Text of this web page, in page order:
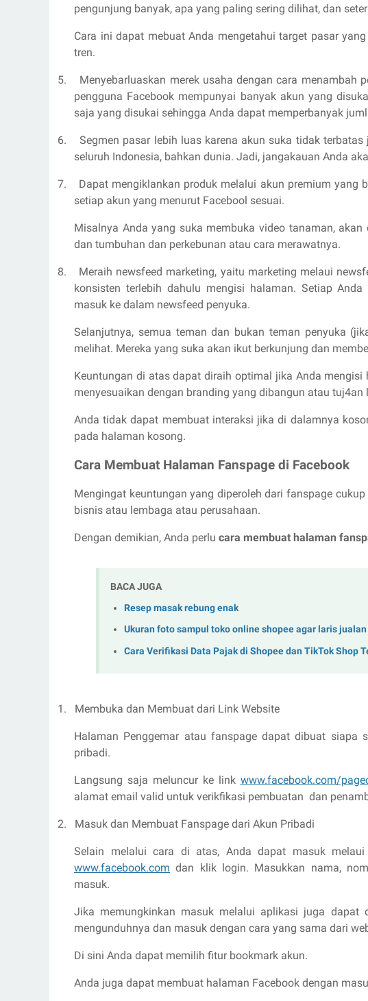
pengunjung banyak, apa yang paling sering dilihat, dan
Cara ini dapat mebuat Anda mengetahui target pasar
tren.
5.
Menyebarluaskan merek usaha dengan cara menambah
pengguna Facebook mempunyai banyak akun yang
saja yang disukai sehingga Anda dapat memperbanyak
6.
Segmen pasar lebih luas karena akun suka tidak
seluruh Indonesia, bahkan dunia. Jadi, jangakauan Anda
7.
Dapat mengiklankan produk melalui akun premium yang
setiap akun yang menurut Facebool sesuai.
Misalnya Anda yang suka membuka video tanaman,
dan tumbuhan dan perkebunan atau cara merawatnya.
8.
Meraih newsfeed marketing, yaitu marketing melaui
konsisten terlebih dahulu mengisi halaman. Setiap
masuk ke dalam newsfeed penyuka.
Selanjutnya, semua teman dan bukan teman penyuka
melihat. Mereka yang suka akan ikut berkunjung dan
Keuntungan di atas dapat diraih optimal jika Anda
menyesuaikan dengan branding yang dibangun atau tuj4an
Anda tidak dapat membuat interaksi jika di dalamnya
pada halaman kosong.
Cara Membuat Halaman Fanspage di Facebook
Mengingat keuntungan yang diperoleh dari fanspage
bisnis atau lembaga atau perusahaan.
Dengan demikian, Anda perlu cara membuat halaman
BACA JUGA
Resep masak rebung enak
Ukuran foto sampul toko online shopee agar laris jualan
Cara Verifikasi Data Pajak di Shopee dan TikTok Shop
1. Membuka dan Membuat dari Link Website
Halaman Penggemar atau fanspage dapat dibuat siapa
pribadi.
Langsung saja meluncur ke link www.facebook.com/
alamat email valid untuk verikfikasi pembuatan dan
2. Masuk dan Membuat Fanspage dari Akun Pribadi
Selain melalui cara di atas, Anda dapat masuk
www.facebook.com dan klik login. Masukkan nama,
masuk.
Jika memungkinkan masuk melalui aplikasi juga dapat
mengunduhnya dan masuk dengan cara yang sama dari
Di sini Anda dapat memilih fitur bookmark akun.
Anda juga dapat membuat halaman Facebook dengan